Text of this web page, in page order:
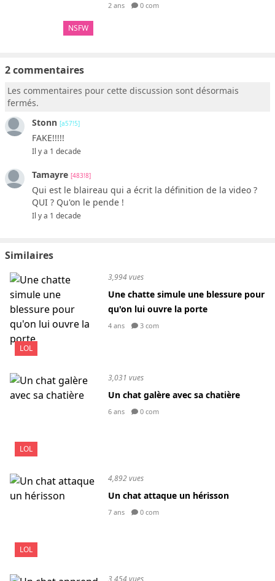
NSFW
2 ans 0 com
2 commentaires
Les commentaires pour cette discussion sont désormais
fermés.
Stonn [a57!5]
FAKE!!!!!
Il y a 1 decade
Tamayre [483!8]
Qui est le blaireau qui a écrit la définition de la video ?
QUI ? Qu'on le pende !
Il y a 1 decade
Similaires
LOL
3,994 vues
Une chatte simule une blessure pour
qu'on lui ouvre la porte
4 ans 3 com
LOL
3,031 vues
Un chat galère avec sa chatière
6 ans 0 com
LOL
4,892 vues
Un chat attaque un hérisson
7 ans 0 com
3,454 vues